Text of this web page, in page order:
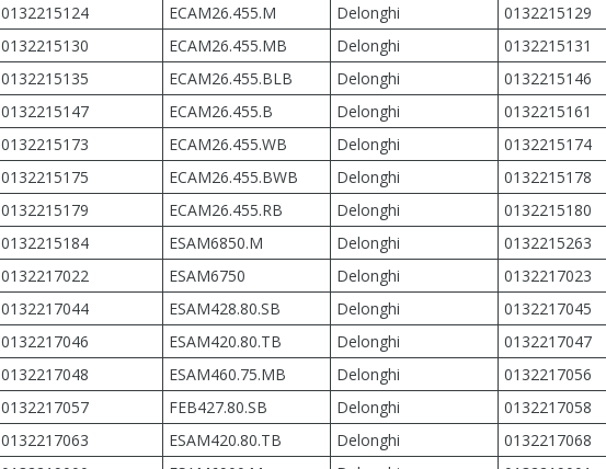
0132215124 ECAM26.455.M Delonghi
0132215129
0132215130 ECAM26.455.MB Delonghi
0132215131
0132215135 ECAM26.455.BLB Delonghi
0132215146
0132215147 ECAM26.455.B Delonghi
0132215161
0132215173 ECAM26.455.WB Delonghi
0132215174
0132215175 ECAM26.455.BWB Delonghi
0132215178
0132215179 ECAM26.455.RB Delonghi
0132215180
0132215184 ESAM6850.M Delonghi
0132215263
0132217022 ESAM6750 Delonghi
0132217023
0132217044 ESAM428.80.SB Delonghi
0132217045
0132217046 ESAM420.80.TB Delonghi
0132217047
0132217048 ESAM460.75.MB Delonghi
0132217056
0132217057 FEB427.80.SB Delonghi
0132217058
0132217063 ESAM420.80.TB Delonghi
0132217068